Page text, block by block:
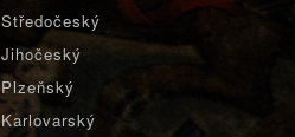
Středočeský
Jihočeský
Plzeňský
Karlovarský